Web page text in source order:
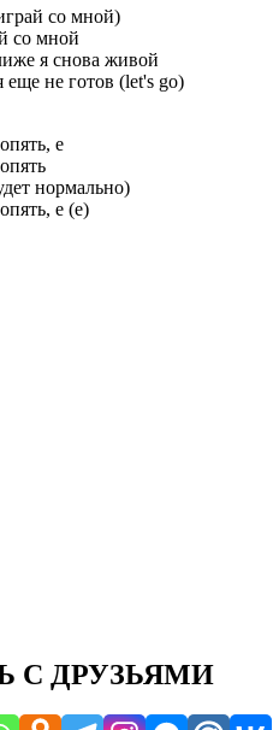
со мной)
со мной
я снова живой
еще не готов (let's go)
е
нормально)
е (е)
С ДРУЗЬЯМИ